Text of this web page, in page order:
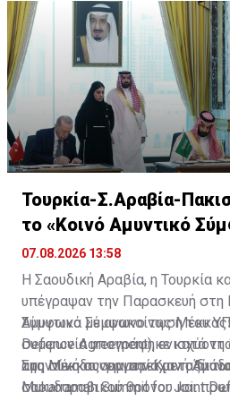
Αλγερία, στην προσπάθειά
Ευρώπη.
Τουρκία-Σ.Αραβία-
το «Κοινό Αμυντικό
Μέκκας»
07.08.2026 13:58
Η Σαουδική Αραβία, η Τουρκία
υπέγραψαν την Παρασκευή στη
Αμυντικό Σύμφωνο της
Defence Agreement),
αμυντική συνεργασία μεταξύ
Σύμφωνα με ανακοίνωση του
συμφωνία υπογράφηκε κατά τη
της Μέκκας για την Κοινή
Mukarramah Summit for Joint
Στη σύνοδο συμμετείχαν ο
σαουδαραβικού θρόνου και